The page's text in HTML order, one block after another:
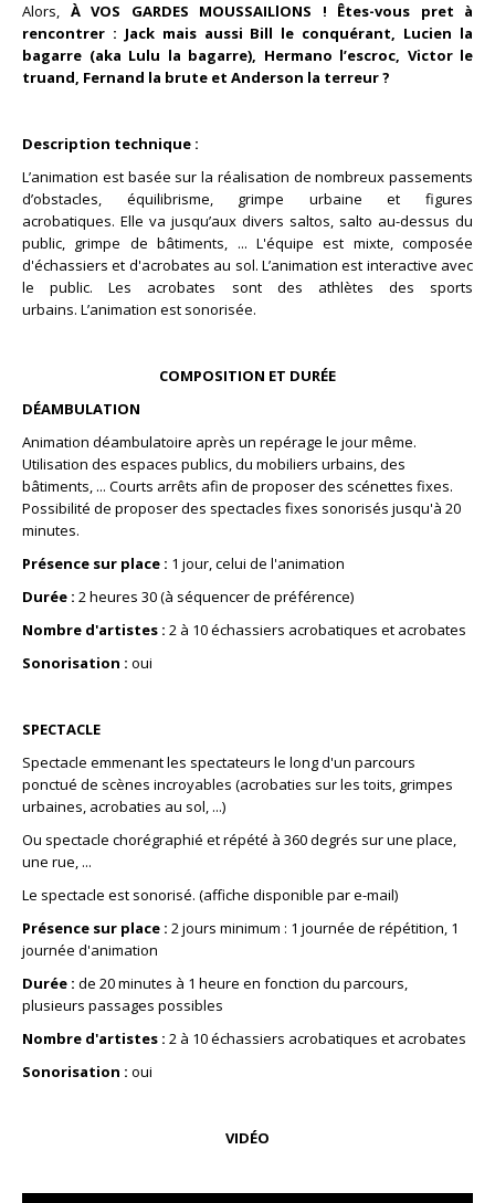
Alors, À VOS GARDES MOUSSAILlONS ! Êtes-vous pret à
rencontrer : Jack mais aussi Bill le conquérant, Lucien la
bagarre (aka Lulu la bagarre), Hermano l’escroc, Victor le
truand, Fernand la brute et Anderson la terreur ?
Description technique :
L’animation est basée sur la réalisation de nombreux passements
d’obstacles, équilibrisme, grimpe urbaine et figures
acrobatiques. Elle va jusqu’aux divers saltos, salto au-dessus du
public, grimpe de bâtiments, ... L'équipe est mixte, composée
d'échassiers et d'acrobates au sol. L’animation est interactive avec
le public. Les acrobates sont des athlètes des sports
urbains. L’animation est sonorisée.
COMPOSITION ET DURÉE
DÉAMBULATION
Animation déambulatoire après un repérage le jour même.
Utilisation des espaces publics, du mobiliers urbains, des
bâtiments, ... Courts arrêts afin de proposer des scénettes fixes.
Possibilité de proposer des spectacles fixes sonorisés jusqu'à 20
minutes.
Présence sur place : 1 jour, celui de l'animation
Durée : 2 heures 30 (à séquencer de préférence)
Nombre d'artistes : 2 à 10 échassiers acrobatiques et acrobates
Sonorisation : oui
SPECTACLE
Spectacle emmenant les spectateurs le long d'un parcours
ponctué de scènes incroyables (acrobaties sur les toits, grimpes
urbaines, acrobaties au sol, ...)
Ou spectacle chorégraphié et répété à 360 degrés sur une place,
une rue, ...
Le spectacle est sonorisé. (affiche disponible par e-mail)
Présence sur place : 2 jours minimum : 1 journée de répétition, 1
journée d'animation
Durée : de 20 minutes à 1 heure en fonction du parcours,
plusieurs passages possibles
Nombre d'artistes : 2 à 10 échassiers acrobatiques et acrobates
Sonorisation : oui
VIDÉO